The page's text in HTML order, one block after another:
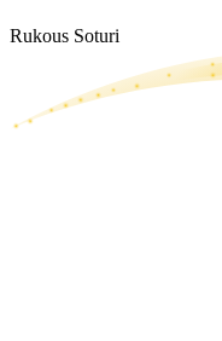
Rukous Soturi